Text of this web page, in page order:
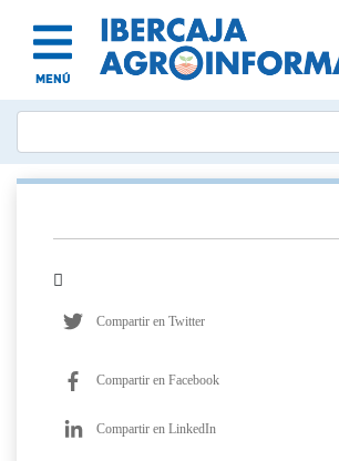
MENÚ
Compartir en Twitter
Compartir en Facebook
Compartir en LinkedIn